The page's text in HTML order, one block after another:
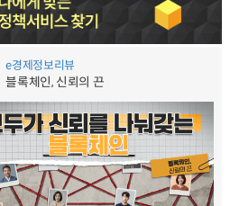
e경제정보리뷰
블록체인, 신뢰의 끈